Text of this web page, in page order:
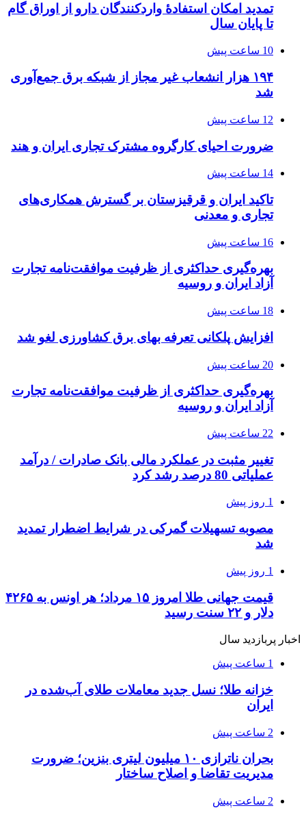
تمدید امکان استفادۀ واردکنندگان دارو از اوراق گام
تا پایان سال
10 ساعت پیش
۱۹۴ هزار انشعاب غیر مجاز از شبکه برق جمع‌آوری
شد
12 ساعت پیش
ضرورت احیای کارگروه مشترک تجاری ایران و هند
14 ساعت پیش
تاکید ایران و قرقیزستان بر گسترش همکاری‌های
تجاری و معدنی
16 ساعت پیش
بهره‌گیری حداکثری از ظرفیت موافقت‌نامه تجارت
آزاد ایران و روسیه
18 ساعت پیش
افزایش پلکانی تعرفه بهای برق کشاورزی لغو شد
20 ساعت پیش
بهره‌گیری حداکثری از ظرفیت موافقت‌نامه تجارت
آزاد ایران و روسیه
22 ساعت پیش
تغییر مثبت در عملکرد مالی بانک صادرات / درآمد
عملیاتی 80 درصد رشد کرد
1 روز پیش
مصوبه تسهیلات گمرکی در شرایط اضطرار تمدید
شد
1 روز پیش
قیمت جهانی طلا امروز ۱۵ مرداد؛ هر اونس به ۴۲۶۵
دلار و ۲۲ سنت رسید
اخبار پربازدید سال
1 ساعت پیش
خزانه طلا؛ نسل جدید معاملات طلای آب‌شده در
ایران
2 ساعت پیش
بحران ناترازی ۱۰ میلیون لیتری بنزین؛ ضرورت
مدیریت تقاضا و اصلاح ساختار
2 ساعت پیش